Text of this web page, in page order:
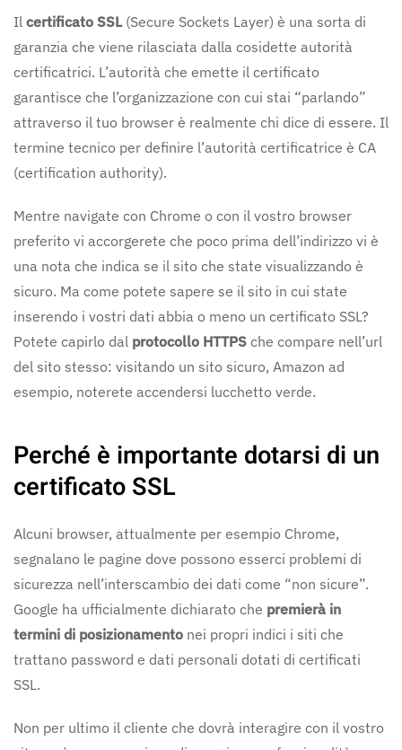
Il certificato SSL(Secure Sockets Layer) è una sorta di
garanzia che viene rilasciata dalla cosidette autorità
certificatrici. L’autorità che emette il certificato
garantisce che l’organizzazione con cui stai “parlando”
attraverso il tuo browser è realmente chi dice di essere. Il
termine tecnico per definire l’autorità certificatrice è CA
(certification authority).
Mentre navigate con Chrome o con il vostro browser
preferito vi accorgerete che poco prima dell’indirizzo vi è
una nota che indica se il sito che state visualizzando è
sicuro. Ma come potete sapere se il sito in cui state
inserendo i vostri dati abbia o meno un certificato SSL?
Potete capirlo dal protocollo HTTPS che compare nell’url
del sito stesso: visitando un sito sicuro, Amazon ad
esempio, noterete accendersi lucchetto verde.
Perché è importante dotarsi di un
certificato SSL
Alcuni browser, attualmente per esempio Chrome,
segnalano le pagine dove possono esserci problemi di
sicurezza nell’interscambio dei dati come “non sicure”.
Google ha ufficialmente dichiarato che premierà in
termini di posizionamento nei propri indici i siti che
trattano password e dati personali dotati di certificati
SSL.
Non per ultimo il cliente che dovrà interagire con il vostro